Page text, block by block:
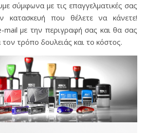
σύμφωνα με τις επαγγελματικές σας
κατασκευή που θέλετε να κάνετε!
mail με την περιγραφή σας και θα σας
τρόπο δουλειάς και το κόστος.